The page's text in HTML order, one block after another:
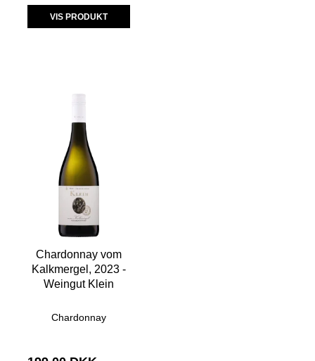
VIS PRODUKT
Chardonnay vom
Kalkmergel, 2023 -
Weingut Klein
Chardonnay